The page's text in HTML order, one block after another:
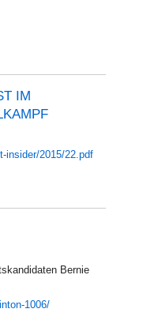
IM
insider/2015/22.pdf
Bernie
1006/